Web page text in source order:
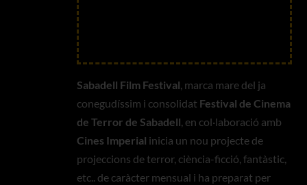
Sabadell Film Festival, marca mare del ja
conegudíssim i consolidat Festival de Cinema
de Terror de Sabadell, en col·laboració amb
Cines Imperial inicia un nou projecte de
projeccions de terror, ciència-ficció, fantàstic,
etc.. de caràcter mensual i ha preparat per